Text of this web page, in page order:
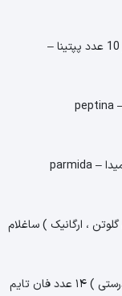
پودر چای ماچا لته کلاسیک بدون شکر 10 عدد پپتینا –
۸۰۰ گرم ( بدون گلوتن ، ارگانیک ) ساغلام
دمنوش مخلوط گیاهی چای ترش ( تندرستی ) ۱۴ عدد فان تایم